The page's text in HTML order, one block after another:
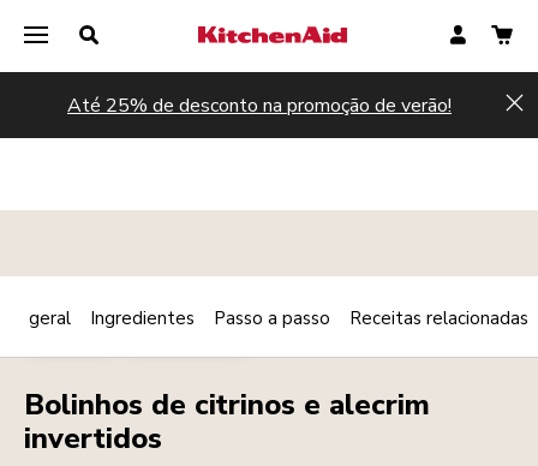
Até 25% de desconto na promoção de verão!
PADARIA SOBREMESAS Print
Bolinhos de citrinos e alecrim
invertidos
geral Ingredientes Passo a passo Receitas relacionadas